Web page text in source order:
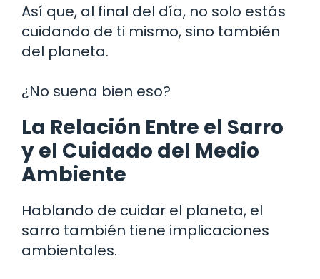
Así que, al final del día, no solo estás
cuidando de ti mismo, sino también
del planeta.
¿No suena bien eso?
La Relación Entre el Sarro
y el Cuidado del Medio
Ambiente
Hablando de cuidar el planeta, el
sarro también tiene implicaciones
ambientales.